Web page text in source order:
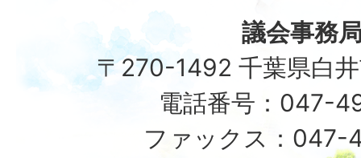
議会事務
〒270-1492 千葉県白
電話番号：047-
ファックス：047-